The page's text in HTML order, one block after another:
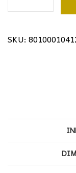
cantidad
SKU: